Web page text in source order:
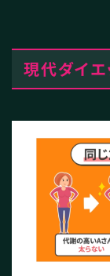
現代ダイ